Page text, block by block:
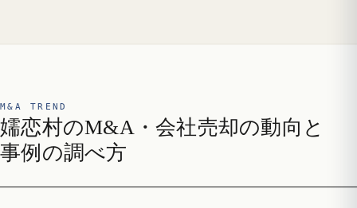
M&A TREND
嬬恋村のM&A・会社売却の動向と
事例の調べ方